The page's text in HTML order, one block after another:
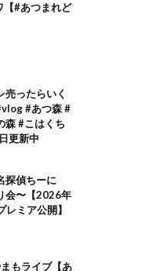
【#あつまれど
売ったらいく
#あつ森 #
森 #こはくち
更新中
探偵ちーに
会〜【2026年
ミア公開】
もライブ【あ